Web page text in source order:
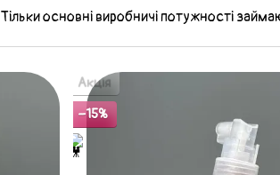
Тільки основні виробничі потужності
Акція
−15%